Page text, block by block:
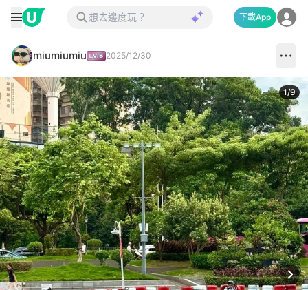
下載App
miumiumiu 2025/12/30
1/9